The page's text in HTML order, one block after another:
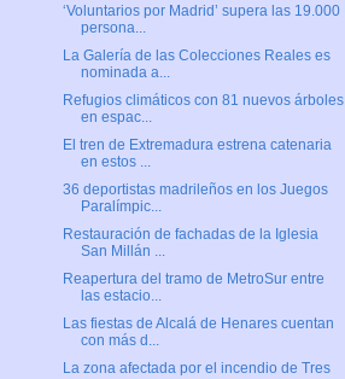
‘Voluntarios por Madrid’ supera las 19.000
persona...
La Galería de las Colecciones Reales es
nominada a...
Refugios climáticos con 81 nuevos árboles
en espac...
El tren de Extremadura estrena catenaria
en estos ...
36 deportistas madrileños en los Juegos
Paralímpic...
Restauración de fachadas de la Iglesia
San Millán ...
Reapertura del tramo de MetroSur entre
las estacio...
Las fiestas de Alcalá de Henares cuentan
con más d...
La zona afectada por el incendio de Tres